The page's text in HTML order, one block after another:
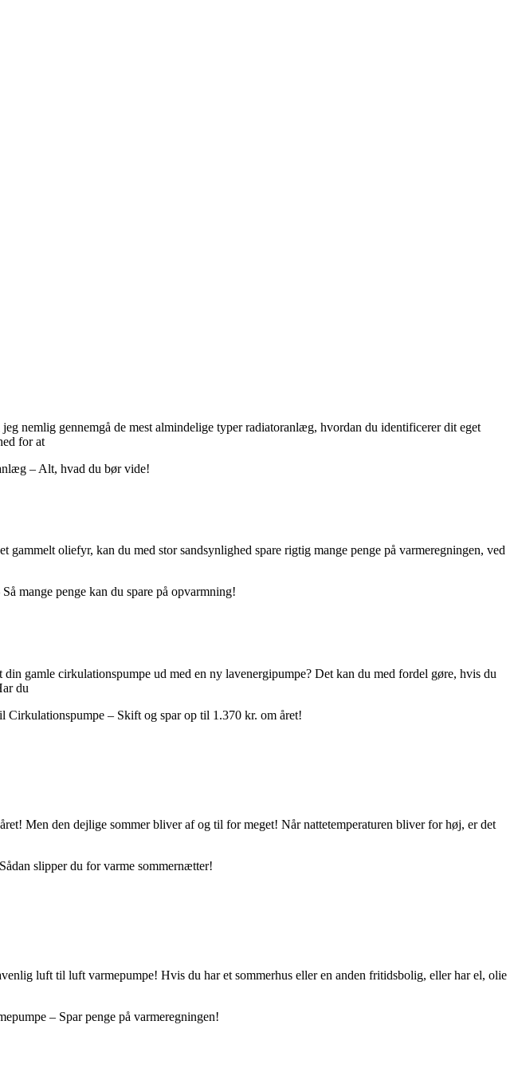
nemlig gennemgå de mest almindelige typer radiatoranlæg, hvordan du identificerer dit eget
for at
– Alt, hvad du bør vide!
oliefyr, kan du med stor sandsynlighed spare rigtig mange penge på varmeregningen, ved
mange penge kan du spare på opvarmning!
gamle cirkulationspumpe ud med en ny lavenergipumpe? Det kan du med fordel gøre, hvis du
du
Cirkulationspumpe – Skift og spar op til 1.370 kr. om året!
Men den dejlige sommer bliver af og til for meget! Når nattetemperaturen bliver for høj, er det
slipper du for varme sommernætter!
luft til luft varmepumpe! Hvis du har et sommerhus eller en anden fritidsbolig, eller har el, olie
– Spar penge på varmeregningen!